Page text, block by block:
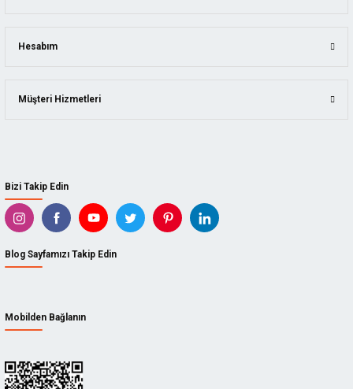
Bizi Takip Edin
Blog Sayfamızı Takip Edin
Mobilden Bağlanın
Hesabım
Müşteri Hizmetleri